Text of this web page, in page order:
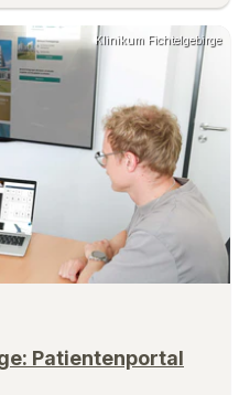
Klinikum Fichtelgebirge
Patientenportal